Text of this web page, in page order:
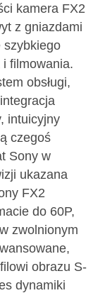
kamera FX2
z gniazdami
szybkiego
i filmowania.
obsługi,
intuicyjny
czegoś
Sony w
ukazana
FX2
do 60P,
zwolnionym
obrazu S-
dynamiki